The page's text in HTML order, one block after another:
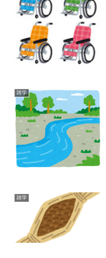
雑学
雑学